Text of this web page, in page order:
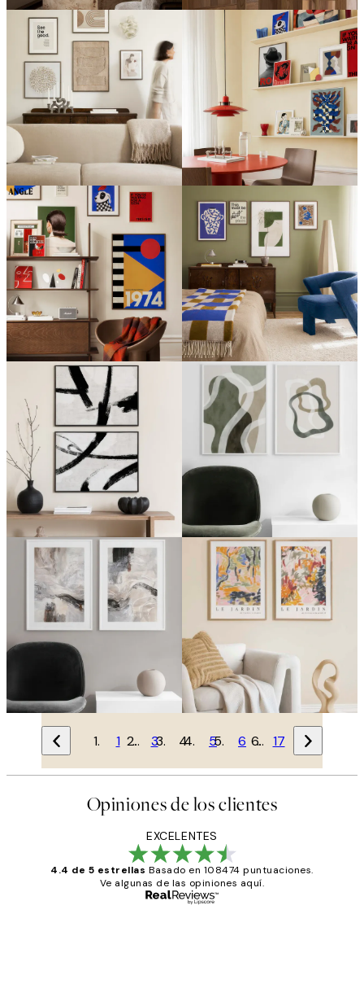
1 … 3 4 5 6 … 17
Opiniones de los clientes
EXCELENTES
4.4 de 5 estrellas Basado en 108474 puntuaciones.
Ve algunas de las opiniones aquí.